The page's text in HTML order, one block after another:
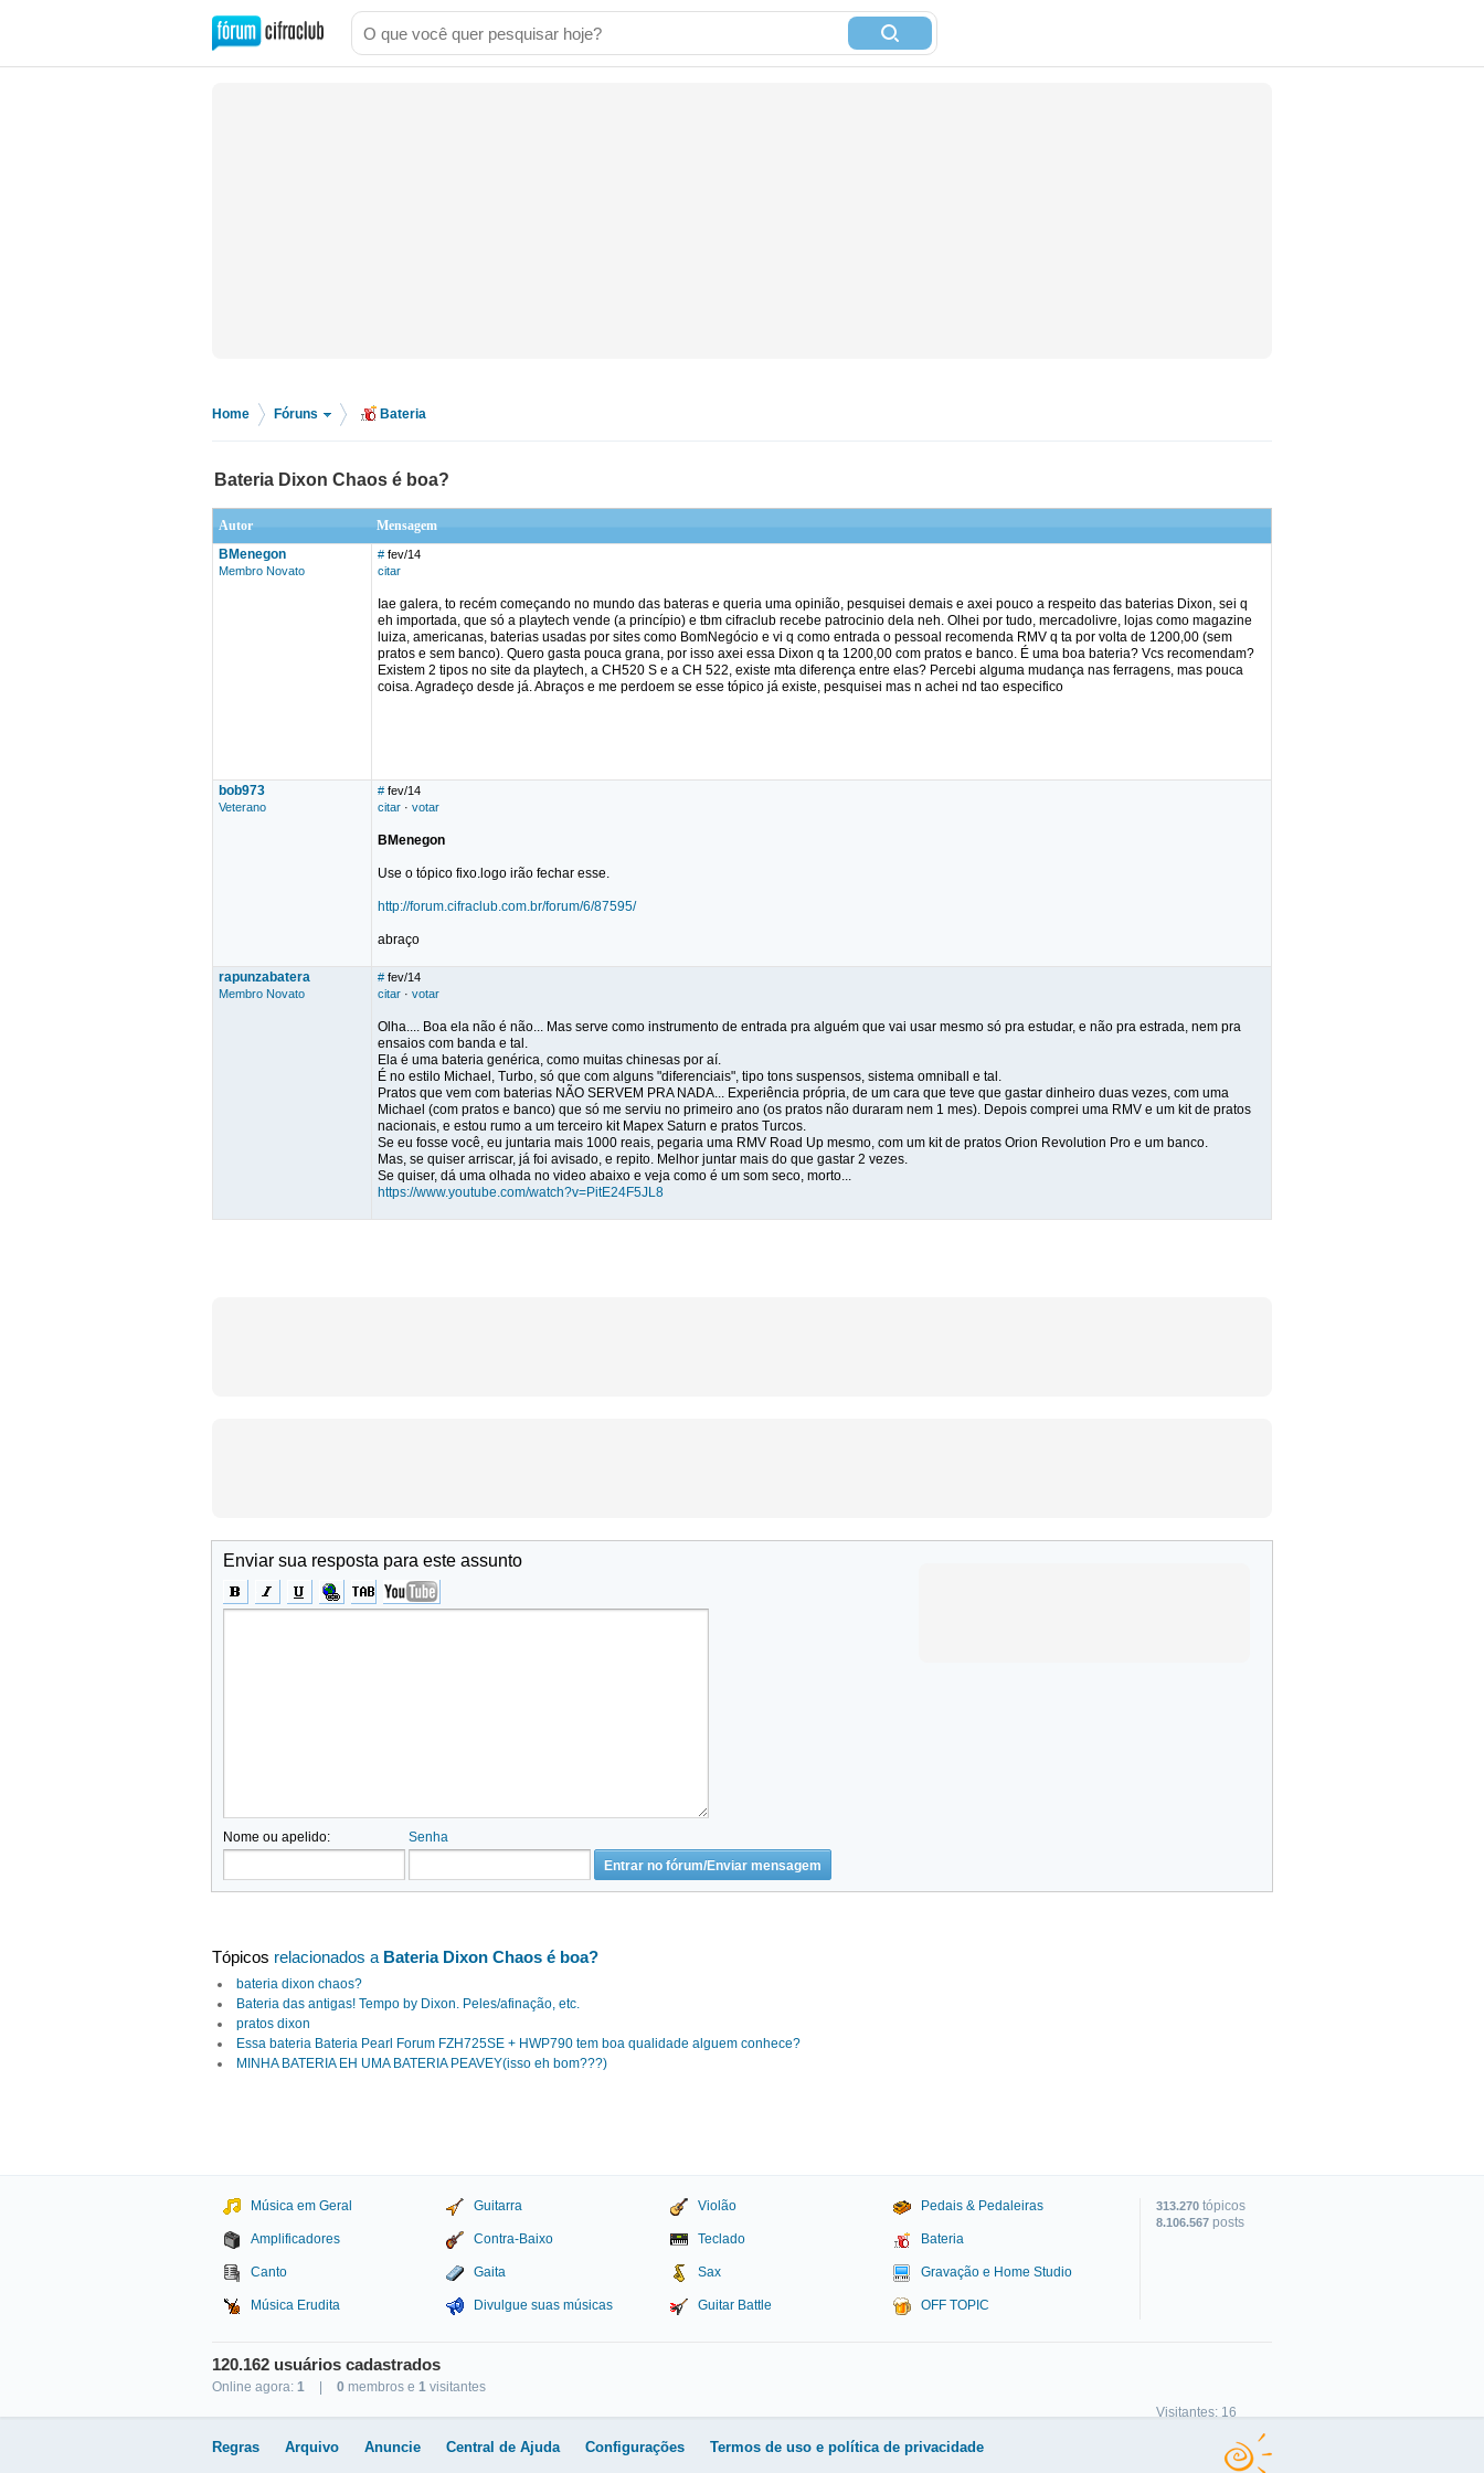
Home Fóruns Bateria
Bateria Dixon Chaos é boa?
Autor
Mensagem
BMenegon
Membro Novato
# fev/14
citar
Iae galera, to recém começando no mundo das bateras e queria uma opinião, pesquisei demais e axei pouco a respeito das baterias Dixon, sei q
eh importada, que só a playtech vende (a princípio) e tbm cifraclub recebe patrocinio dela neh. Olhei por tudo, mercadolivre, lojas como magazine
luiza, americanas, baterias usadas por sites como BomNegócio e vi q como entrada o pessoal recomenda RMV q ta por volta de 1200,00 (sem
pratos e sem banco). Quero gasta pouca grana, por isso axei essa Dixon q ta 1200,00 com pratos e banco. É uma boa bateria? Vcs recomendam?
Existem 2 tipos no site da playtech, a CH520 S e a CH 522, existe mta diferença entre elas? Percebi alguma mudança nas ferragens, mas pouca
coisa. Agradeço desde já. Abraços e me perdoem se esse tópico já existe, pesquisei mas n achei nd tao especifico
bob973
Veterano
# fev/14
citar · votar
BMenegon
Use o tópico fixo.logo irão fechar esse.
http://forum.cifraclub.com.br/forum/6/87595/
abraço
rapunzabatera
Membro Novato
# fev/14
citar · votar
Olha.... Boa ela não é não... Mas serve como instrumento de entrada pra alguém que vai usar mesmo só pra estudar, e não pra estrada, nem pra
ensaios com banda e tal.
Ela é uma bateria genérica, como muitas chinesas por aí.
É no estilo Michael, Turbo, só que com alguns "diferenciais", tipo tons suspensos, sistema omniball e tal.
Pratos que vem com baterias NÃO SERVEM PRA NADA... Experiência própria, de um cara que teve que gastar dinheiro duas vezes, com uma
Michael (com pratos e banco) que só me serviu no primeiro ano (os pratos não duraram nem 1 mes). Depois comprei uma RMV e um kit de pratos
nacionais, e estou rumo a um terceiro kit Mapex Saturn e pratos Turcos.
Se eu fosse você, eu juntaria mais 1000 reais, pegaria uma RMV Road Up mesmo, com um kit de pratos Orion Revolution Pro e um banco.
Mas, se quiser arriscar, já foi avisado, e repito. Melhor juntar mais do que gastar 2 vezes.
Se quiser, dá uma olhada no video abaixo e veja como é um som seco, morto...
https://www.youtube.com/watch?v=PitE24F5JL8
Enviar sua resposta para este assunto
Nome ou apelido: Senha
Tópicos relacionados a Bateria Dixon Chaos é boa?
bateria dixon chaos?
Bateria das antigas! Tempo by Dixon. Peles/afinação, etc.
pratos dixon
Essa bateria Bateria Pearl Forum FZH725SE + HWP790 tem boa qualidade alguem conhece?
MINHA BATERIA EH UMA BATERIA PEAVEY(isso eh bom???)
Música em Geral Guitarra Violão Pedais & Pedaleiras
Amplificadores Contra-Baixo Teclado Bateria
Canto Gaita Sax Gravação e Home Studio
Música Erudita Divulgue suas músicas Guitar Battle OFF TOPIC
313.270 tópicos
8.106.567 posts
120.162 usuários cadastrados
Online agora: 1 0 membros e 1 visitantes
Visitantes: 16
Regras Arquivo Anuncie Central de Ajuda Configurações Termos de uso e política de privacidade
Studio Sol Comunicação Digital